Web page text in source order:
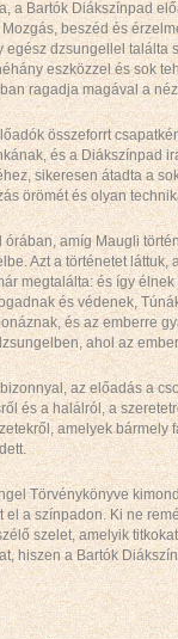
a Bartók Diákszínpad
Mozgás, beszéd és
egész dzsungellel találta
eszközzel és sok
ragadja magával a
összeforrt
és a Diákszínpad
sikeresen átadta a
örömét és olyan
órában, amíg Maugli
Azt a történetet láttuk,
megtalálta: és így
és védenek,
és az emberre
ahol az
az előadás a
és a halálról, a
amelyek bármely
Törvénykönyve
el a színpadon. Ki ne
szelet, amelyik
hiszen a Bartók